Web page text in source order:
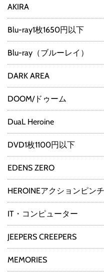
AKIRA
Blu-ray1枚1650円以下
Blu-ray（ブルーレイ）
DARK AREA
DOOM/ドゥーム
DuaL Heroine
DVD1枚1100円以下
EDENS ZERO
HEROINEアクションピンチ
IT・コンピューター
JEEPERS CREEPERS
MEMORIES